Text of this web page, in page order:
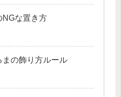
NGな置き方
まの飾り方ルール